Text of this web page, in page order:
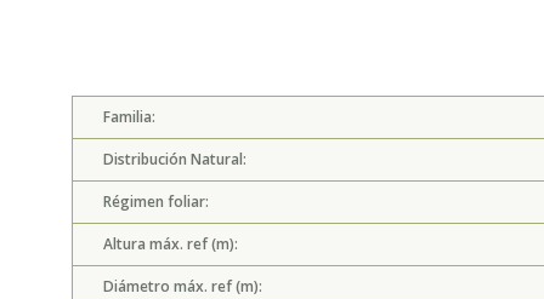
Familia:
Distribución Natural:
Régimen foliar:
Altura máx. ref (m):
Diámetro máx. ref (m):